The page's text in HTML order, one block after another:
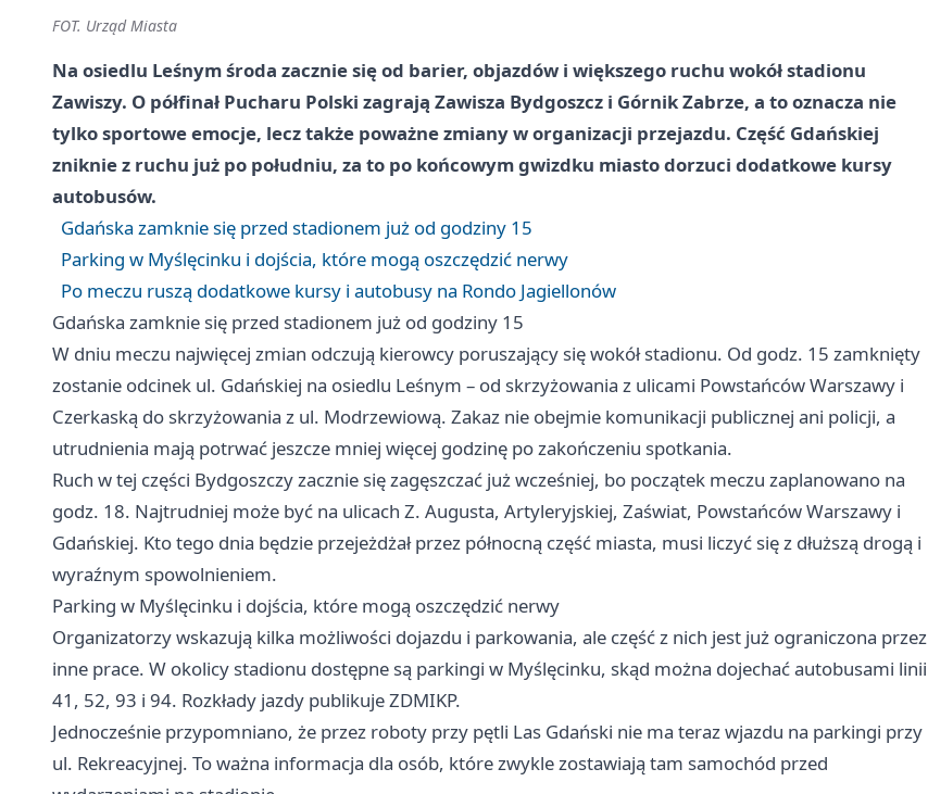
FOT. Urząd Miasta
Na osiedlu Leśnym środa zacznie się od barier, objazdów i większego ruchu wokół stadionu
Zawiszy. O półfinał Pucharu Polski zagrają Zawisza Bydgoszcz i Górnik Zabrze, a to oznacza nie
tylko sportowe emocje, lecz także poważne zmiany w organizacji przejazdu. Część Gdańskiej
zniknie z ruchu już po południu, za to po końcowym gwizdku miasto dorzuci dodatkowe kursy
autobusów.
Gdańska zamknie się przed stadionem już od godziny 15
Parking w Myślęcinku i dojścia, które mogą oszczędzić nerwy
Po meczu ruszą dodatkowe kursy i autobusy na Rondo Jagiellonów
Gdańska zamknie się przed stadionem już od godziny 15
W dniu meczu najwięcej zmian odczują kierowcy poruszający się wokół stadionu. Od godz. 15 zamknięty
zostanie odcinek ul. Gdańskiej na osiedlu Leśnym – od skrzyżowania z ulicami PowstańcówWarszawy i
Czerkaską do skrzyżowania z ul. Modrzewiową. Zakaz nie obejmie komunikacji publicznej ani policji, a
utrudnienia mają potrwać jeszcze mniej więcej godzinę po zakończeniu spotkania.
Ruch w tej części Bydgoszczy zacznie się zagęszczać już wcześniej, bo początek meczu zaplanowano na
godz. 18. Najtrudniej może być na ulicach Z. Augusta, Artyleryjskiej, Zaświat, Powstańców Warszawy i
Gdańskiej. Kto tego dnia będzie przejeżdżał przez północną część miasta, musi liczyć się z dłuższą drogą i
wyraźnym spowolnieniem.
Parking w Myślęcinku i dojścia, które mogą oszczędzić nerwy
Organizatorzy wskazują kilka możliwości dojazdu i parkowania, ale część z nich jest już ograniczona przez
inne prace. W okolicy stadionu dostępne są parkingi w Myślęcinku, skąd można dojechać autobusami linii
41, 52, 93 i 94. Rozkłady jazdy publikuje ZDMIKP.
Jednocześnie przypomniano, że przez roboty przy pętli Las Gdański nie ma teraz wjazdu na parkingi przy
ul. Rekreacyjnej. To ważna informacja dla osób, które zwykle zostawiają tam samochód przed